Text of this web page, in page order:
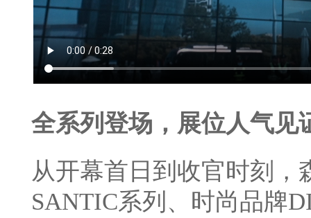
全系列登场，展位人气见
从开幕首日到收官时刻，
SANTIC系列、时尚品牌